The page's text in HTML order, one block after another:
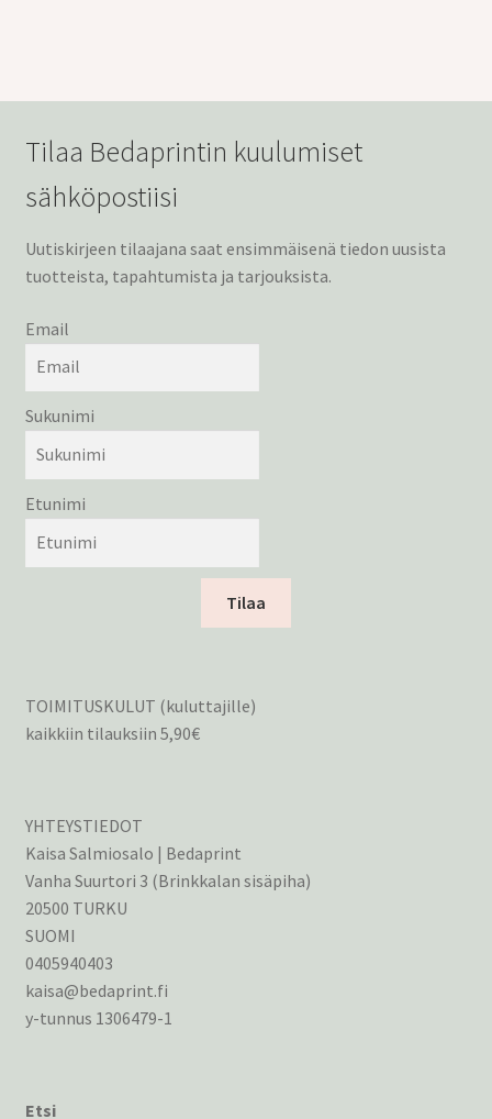
Tilaa Bedaprintin kuulumiset
sähköpostiisi
Uutiskirjeen tilaajana saat ensimmäisenä tiedon uusista
tuotteista, tapahtumista ja tarjouksista.
Email
Sukunimi
Etunimi
Tilaa
TOIMITUSKULUT (kuluttajille)
kaikkiin tilauksiin 5,90€
YHTEYSTIEDOT
Kaisa Salmiosalo | Bedaprint
Vanha Suurtori 3 (Brinkkalan sisäpiha)
20500 TURKU
SUOMI
0405940403
kaisa@bedaprint.fi
y-tunnus 1306479-1
Etsi